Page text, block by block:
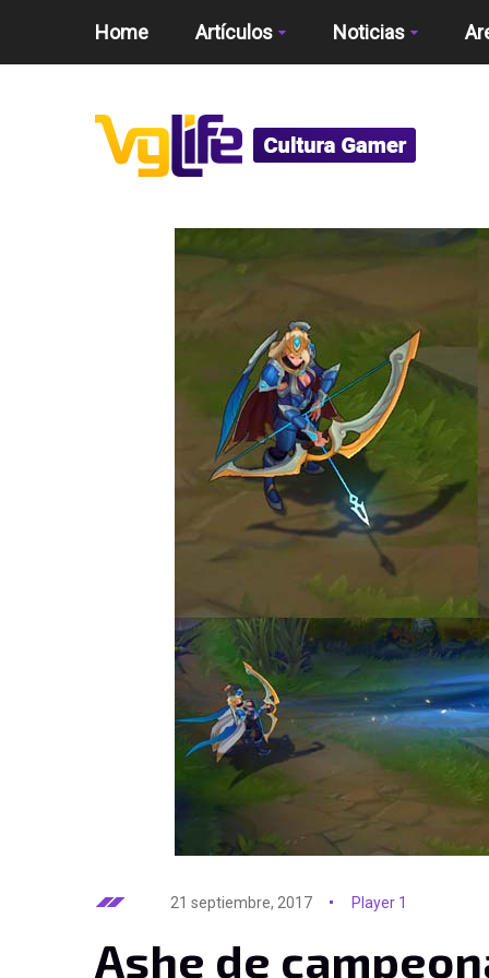
Home Artículos Noticias
21 septiembre, 2017 Player 1
Ashe de